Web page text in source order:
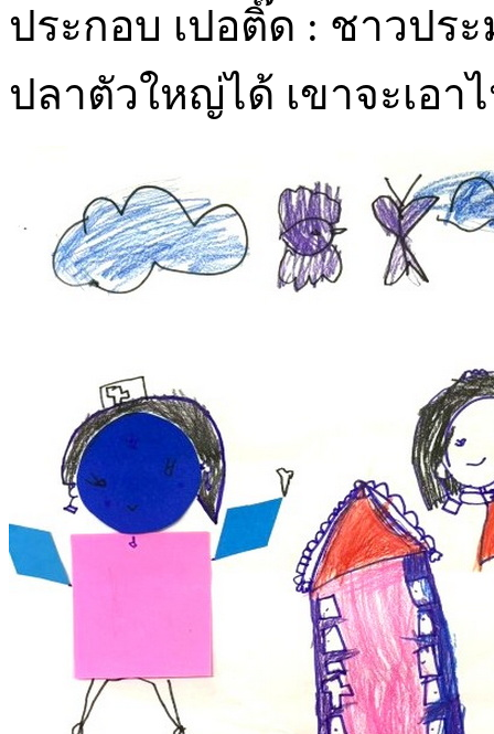
ประกอบ เปอติ๊ด : ชาวปร
ปลาตัวใหญ่ได้ เขาจะเอา